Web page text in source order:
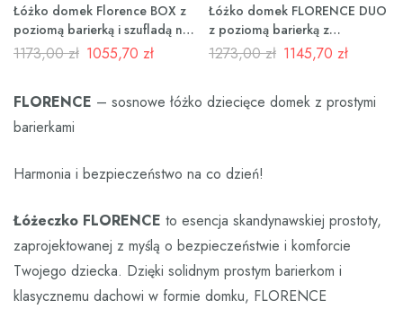
Łóżko domek Florence BOX z
poziomą barierką i szufladą na
pościel
1173,00zł 1055,70 zł
Łóżko domek FLORENCE DUO
z poziomą barierką z
dodatkową funkcją spania w
szufladzie
1273,00zł 1145,70 zł
FLORENCE – sosnowe łóżko dziecięce domek z prostymi
barierkami
Harmonia i bezpieczeństwo na co dzień!
Łóżeczko FLORENCE to esencja skandynawskiej prostoty,
zaprojektowanej z myślą o bezpieczeństwie i komforcie
Twojego dziecka. Dzięki solidnym prostym barierkom i
klasycznemu dachowi w formie domku, FLORENCE